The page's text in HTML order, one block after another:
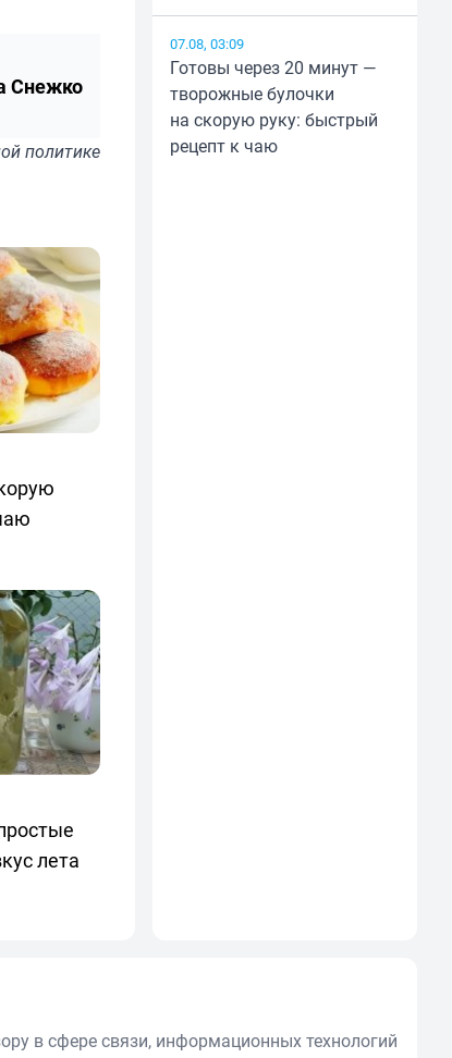
Снежко
политике
лета
07.08, 03:09
Готовы через 20 минут —
творожные булочки
на скорую руку: быстрый
рецепт к чаю
в сфере связи, информационных технологий